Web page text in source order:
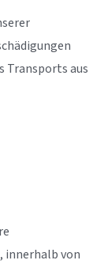
Transports aus
innerhalb von